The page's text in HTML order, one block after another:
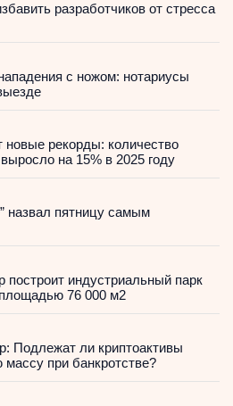
разработчиков от стресса
с ножом: нотариусы
новые рекорды: количество
на 15% в 2025 году
назвал пятницу самым
построит индустриальный парк
76 000 м2
Подлежат ли криптоактивы
при банкротстве?